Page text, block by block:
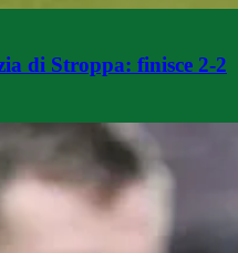
di Stroppa: finisce 2-2